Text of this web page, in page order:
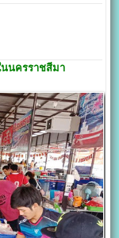
นครราชสีมา